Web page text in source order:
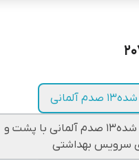
مغز روس روکش راش۶میل گرجستان روکش شده۱۳ صدم آلمانی با پشت و